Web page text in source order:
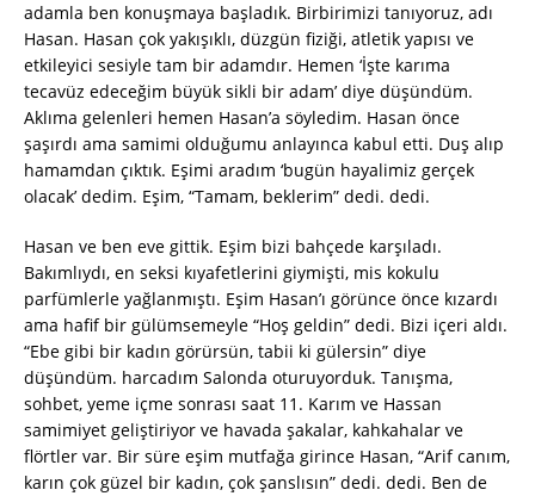
adamla ben konuşmaya başladık. Birbirimizi tanıyoruz, adı
Hasan. Hasan çok yakışıklı, düzgün fiziği, atletik yapısı ve
etkileyici sesiyle tam bir adamdır. Hemen ‘İşte karıma
tecavüz edeceğim büyük sikli bir adam’ diye düşündüm.
Aklıma gelenleri hemen Hasan’a söyledim. Hasan önce
şaşırdı ama samimi olduğumu anlayınca kabul etti. Duş alıp
hamamdan çıktık. Eşimi aradım ‘bugün hayalimiz gerçek
olacak’ dedim. Eşim, “Tamam, beklerim” dedi. dedi.
Hasan ve ben eve gittik. Eşim bizi bahçede karşıladı.
Bakımlıydı, en seksi kıyafetlerini giymişti, mis kokulu
parfümlerle yağlanmıştı. Eşim Hasan’ı görünce önce kızardı
ama hafif bir gülümsemeyle “Hoş geldin” dedi. Bizi içeri aldı.
“Ebe gibi bir kadın görürsün, tabii ki gülersin” diye
düşündüm. harcadım Salonda oturuyorduk. Tanışma,
sohbet, yeme içme sonrası saat 11. Karım ve Hassan
samimiyet geliştiriyor ve havada şakalar, kahkahalar ve
flörtler var. Bir süre eşim mutfağa girince Hasan, “Arif canım,
karın çok güzel bir kadın, çok şanslısın” dedi. dedi. Ben de